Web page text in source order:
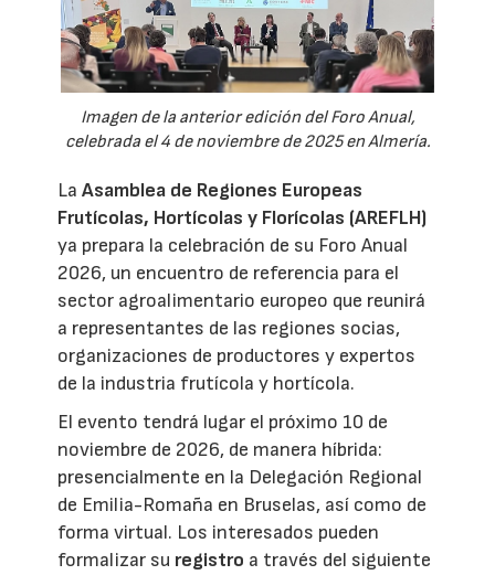
Imagen de la anterior edición del Foro Anual,
celebrada el 4 de noviembre de 2025 en Almería.
LaAsamblea de Regiones Europeas
Frutícolas, Hortícolas y Florícolas (AREFLH)
ya prepara la celebración de su Foro Anual
2026, un encuentro de referencia para el
sector agroalimentario europeo que reunirá
a representantes de las regiones socias,
organizaciones de productores y expertos
de la industria frutícola y hortícola.
El evento tendrá lugar el próximo 10 de
noviembre de 2026, de manera híbrida:
presencialmente en la Delegación Regional
de Emilia-Romaña en Bruselas, así como de
forma virtual. Los interesados pueden
formalizar su registro a través del siguiente